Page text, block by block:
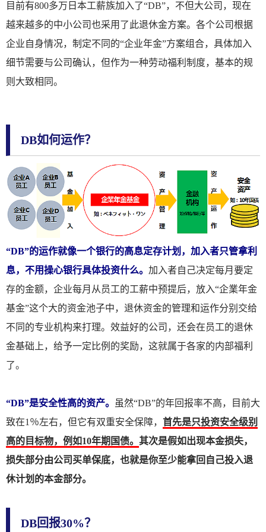
目前有800多万日本工薪族加入了“DB”，不但大公司，现在
越来越多的中小公司也采用了此退休金方案。各个公司根据
企业自身情况，制定不同的“企业年金”方案组合，具体加入
细节需要与公司确认，但作为一种劳动福利制度，基本的规
则大致相同。
DB如何运作？
“DB”的运作就像一个银行的高息定存计划，加入者只管拿利
息，不用操心银行具体投资什么。 加入者自己决定每月要定
存的金额，企业每月从员工的工薪中预提后，放入“企業年金
基金”这个大的资金池子中，退休资金的管理和运作分别交给
不同的专业机构来打理。效益好的公司，还会在员工的退休
金基础上，给予一定比例的奖励，这就属于各家的内部福利
了。
“DB”是安全性高的资产。
虽然“DB”的年回报率不高，目前大
致在1％左右，但它有双重安全保障， 首先是只投资安全级别
高的目标物，例如10年期国债。 其次是假如出现本金损失，
损失部分由公司买单保底，也就是你至少能拿回自己投入退
休计划的本金部分。
DB回报30%？